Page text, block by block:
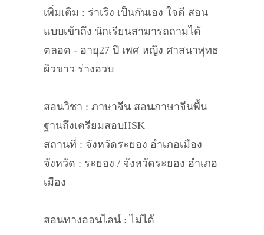
เพิ่มเติม : ร่าเริง เป็นกันเอง ใจดี สอน
แบบเข้าถึง นักเรียนสามารถถามได้
ตลอด - อายุ27 ปี เพศ หญิง ศาสนาพุทธ
ผิวขาว ร่างอวบ
สอนวิชา : ภาษาจีน สอนภาษาจีนพื้น
ฐานถึงเตรียมสอบHSK
สถานที่ : จังหวัดระยอง อำเภอเมือง
จังหวัด : ระยอง / จังหวัดระยอง อำเภอ
เมือง
สอนทางออนไลน์ : ไม่ได้